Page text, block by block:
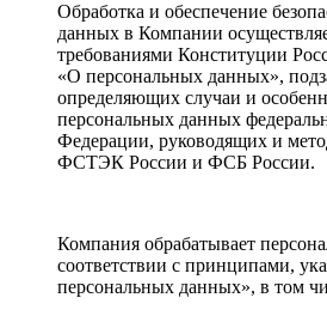
Обработка и обеспечение
данных в Компании
требованиями Конституции
«О персональных данных»,
определяющих случаи и
персональных данных
Федерации, руководящих и
ФСТЭК России и ФСБ России.
Компания обрабатывает
соответствии с принципами,
персональных данных», в том